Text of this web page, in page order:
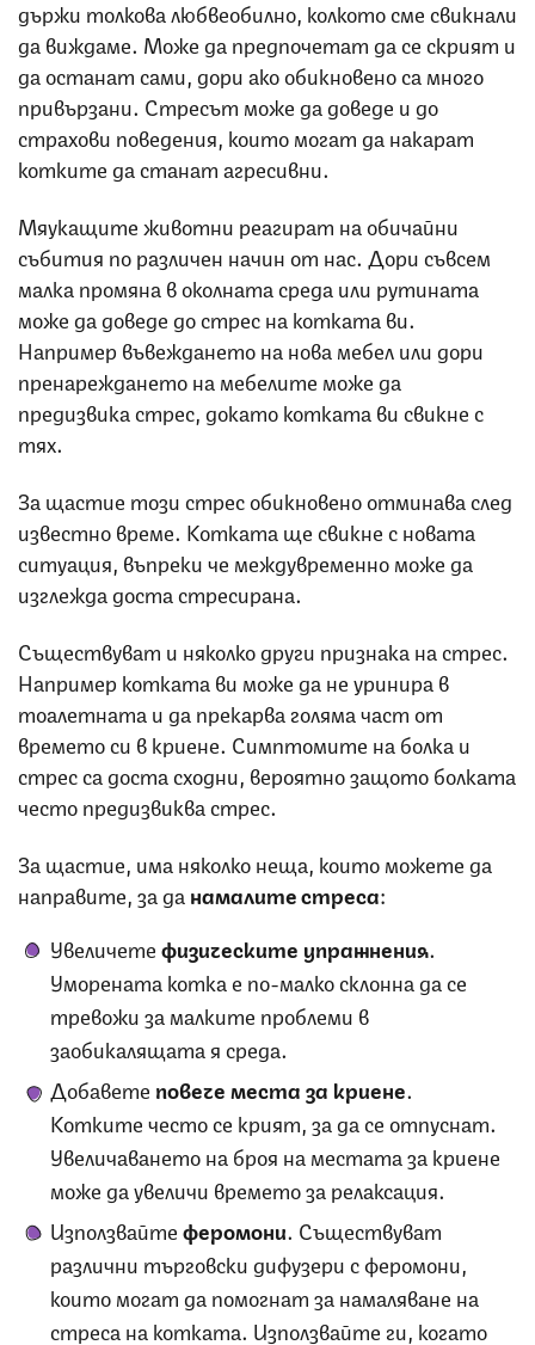
държи толкова любвеобилно, колкото сме свикнали
да виждаме. Може да предпочетат да се скрият и
да останат сами, дори ако обикновено са много
привързани. Стресът може да доведе и до
страхови поведения, които могат да накарат
котките да станат агресивни.
Мяукащите животни реагират на обичайни
събития по различен начин от нас. Дори съвсем
малка промяна в околната среда или рутината
може да доведе до стрес на котката ви.
Например въвеждането на нова мебел или дори
пренареждането на мебелите може да
предизвика стрес, докато котката ви свикне с
тях.
За щастие този стрес обикновено отминава след
известно време. Котката ще свикне с новата
ситуация, въпреки че междувременно може да
изглежда доста стресирана.
Съществуват и няколко други признака на стрес.
Например котката ви може да не уринира в
тоалетната и да прекарва голяма част от
времето си в криене. Симптомите на болка и
стрес са доста сходни, вероятно защото болката
често предизвиква стрес.
За щастие, има няколко неща, които можете да
направите, за да намалите стреса:
Увеличетефизическите упражнения.
Уморената котка е по-малко склонна да се
тревожи за малките проблеми в
заобикалящата я среда.
Добавете повече места за криене.
Котките често се крият, за да се отпуснат.
Увеличаването на броя на местата за криене
може да увеличи времето за релаксация.
Използвайтеферомони. Съществуват
различни търговски дифузери с феромони,
които могат да помогнат за намаляване на
стреса на котката. Използвайте ги, когато